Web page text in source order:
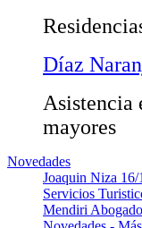
Díaz
Asistencia
mayores
Novedades
Joaquin Niza 16/
Servicios
Mendiri